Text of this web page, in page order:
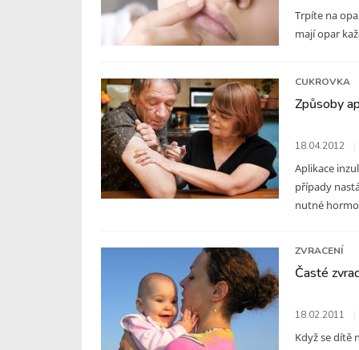
Trpíte na
mají opar
CUKROVKA
Způsoby
18.04.2012
Aplikace
případy
nutné
ZVRACENÍ
Časté
18.02.2011
Když se dítě